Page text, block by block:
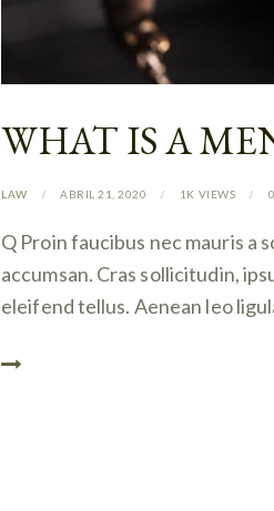
WHAT IS A
LAW ABRIL 21, 2020 1K VIEWS 0
Q Proin faucibus nec mauris a
accumsan. Cras sollicitudin,
eleifend tellus. Aenean leo